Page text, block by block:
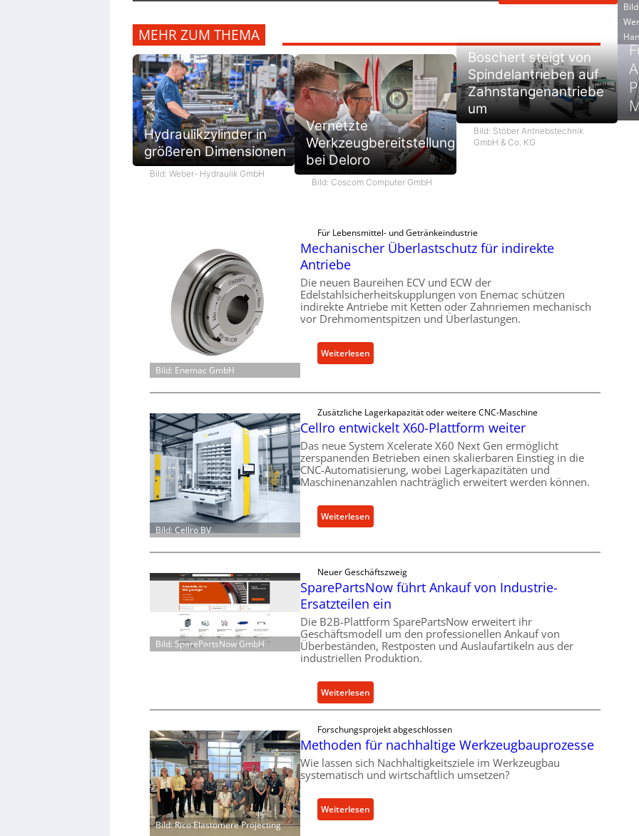
MEHR ZUM THEMA
Hydraulikzylinder in
größeren Dimensionen
Bild: Weber- Hydraulik GmbH
Vernetzte
Werkzeugbereitstellung
bei Deloro
Bild: Coscom Computer GmbH
Boschert steigt von
Spindelantrieben auf
Zahnstangenantriebe
um
Bild: Stöber Antriebstechnik
GmbH & Co. KG
Bild: Enemac GmbH
Für Lebensmittel- und Getränkeindustrie
Mechanischer Überlastschutz für indirekte
Antriebe
Die neuen Baureihen ECV und ECW der
Edelstahlsicherheitskupplungen von Enemac schützen
indirekte Antriebe mit Ketten oder Zahnriemen mechanisch
vor Drehmomentspitzen und Überlastungen.
Weiterlesen:
M
c
h
a
n
s
c
e
e
r
a
s
t
c
h
u
t
z
f
ü
i
n
Bild: Cellro BV
Zusätzliche Lagerkapazität oder weitere CNC-Maschine
Cellro entwickelt X60-Plattform weiter
Das neue System Xcelerate X60 Next Gen ermöglicht
zerspanenden Betrieben einen skalierbaren Einstieg in die
CNC-Automatisierung, wobei Lagerkapazitäten und
Maschinenanzahlen nachträglich erweitert werden können.
Weiterlesen:
C
l
r
o
e
n
t
w
i
c
k
l
X
0
-
Bild: SparePartsNow GmbH
Neuer Geschäftszweig
SparePartsNow führt Ankauf von Industrie-
Ersatzteilen ein
Die B2B-Plattform SparePartsNow erweitert ihr
Geschäftsmodell um den professionellen Ankauf von
Überbeständen, Restposten und Auslaufartikeln aus der
industriellen Produktion.
Weiterlesen:
S
a
r
e
P
a
r
Bild: Rico Elastomere Projecting
Forschungsprojekt abgeschlossen
Methoden für nachhaltige Werkzeugbauprozesse
Wie lassen sich Nachhaltigkeitsziele im Werkzeugbau
systematisch und wirtschaftlich umsetzen?
Weiterlesen:
M